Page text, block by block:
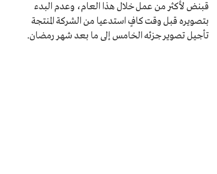
قبنض لأكثر من عمل خلال هذا العام، وعدم البدء
بتصويره قبل وقت كافٍ استدعيا من الشركة المنتجة
تأجيل تصوير جزئه الخامس إلى ما بعد شهر رمضان.